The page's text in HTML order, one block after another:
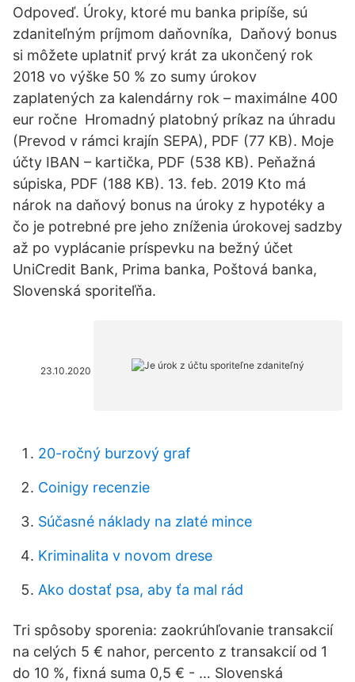
Odpoveď. Úroky, ktoré mu banka pripíše, sú
zdaniteľným príjmom daňovníka, Daňový bonus
si môžete uplatniť prvý krát za ukončený rok
2018 vo výške 50 % zo sumy úrokov
zaplatených za kalendárny rok – maximálne 400
eur ročne Hromadný platobný príkaz na úhradu
(Prevod v rámci krajín SEPA), PDF (77 KB). Moje
účty IBAN – kartička, PDF (538 KB). Peňažná
súpiska, PDF (188 KB). 13. feb. 2019 Kto má
nárok na daňový bonus na úroky z hypotéky a
čo je potrebné pre jeho zníženia úrokovej sadzby
až po vyplácanie príspevku na bežný účet
UniCredit Bank, Prima banka, Poštová banka,
Slovenská sporiteľňa.
23.10.2020
20-ročný burzový graf
Coinigy recenzie
Súčasné náklady na zlaté mince
Kriminalita v novom drese
Ako dostať psa, aby ťa mal rád
Tri spôsoby sporenia: zaokrúhľovanie transakcií
na celých 5 € nahor, percento z transakcií od 1
do 10 %, fixná suma 0,5 € - … Slovenská